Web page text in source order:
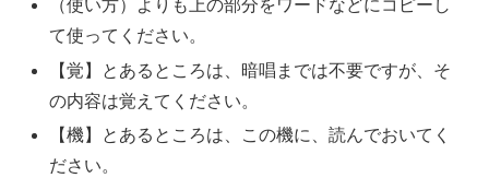
（使い方）よりも上の部分をワードなどにコピーし
て使ってください。
【覚】とあるところは、暗唱までは不要ですが、そ
の内容は覚えてください。
【機】とあるところは、この機に、読んでおいてく
ださい。